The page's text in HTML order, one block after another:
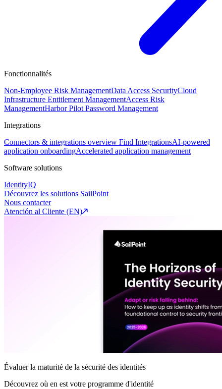
Fonctionnalités
Non-Employee Risk ManagementData Access SecurityCloud
Infrastructure Entitlement ManagementAccess Risk
ManagementHarbor Pilot Password Management
Integrations
Connectors & integrations overview Find IntegrationsAI-powered
application onboardingAccelerated application management
Software solutions
IdentityIQ
Découvrez les solutions SailPoint
Nous contacter
Atención al Cliente (EN)
Évaluer la maturité de la sécurité des identités
Découvrez où en est votre programme d'identité